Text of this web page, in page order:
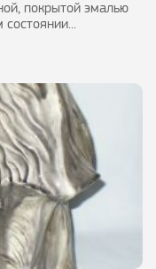
покрытой эмалью